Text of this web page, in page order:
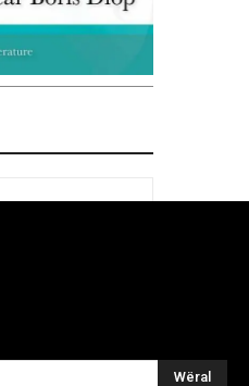
Wëral